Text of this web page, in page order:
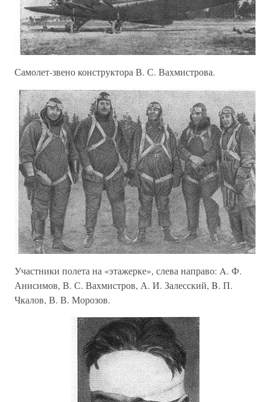
Самолет-звено конструктора В. С. Вахмистрова.
Участники полета на «этажерке», слева направо: A. Ф.
Анисимов, В. С. Вахмистров, А. И. Залесский, B. П.
Чкалов, В. В. Морозов.